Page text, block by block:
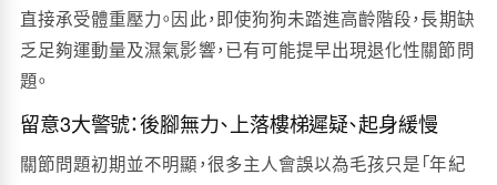
直接承受體重壓力。因此，即使狗狗未踏進高齡階段，長期缺
乏足夠運動量及濕氣影響，已有可能提早出現退化性關節問
題。
留意3大警號：後腳無力、上落樓梯遲疑、起身緩慢
關節問題初期並不明顯，很多主人會誤以為毛孩只是「年紀